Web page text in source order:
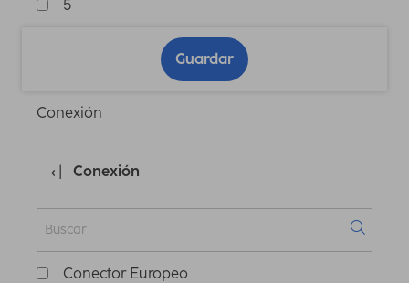
5
Guardar
Conexión
Conexión
Conector Europeo